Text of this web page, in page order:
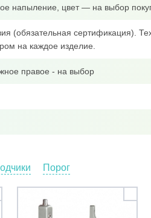
напыление, цвет — на выбор
(обязательная сертификация).
на каждое изделие.
правое - на выбор
Порог